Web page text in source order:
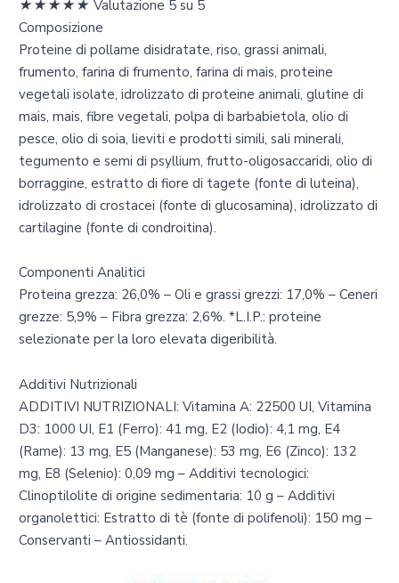
★★★★★ Valutazione 5 su 5
Composizione
Proteine di pollame disidratate, riso, grassi animali,
frumento, farina di frumento, farina di mais, proteine
vegetali isolate, idrolizzato di proteine animali, glutine di
mais, mais, fibre vegetali, polpa di barbabietola, olio di
pesce, olio di soia, lieviti e prodotti simili, sali minerali,
tegumento e semi di psyllium, frutto-oligosaccaridi, olio di
borraggine, estratto di fiore di tagete (fonte di luteina),
idrolizzato di crostacei (fonte di glucosamina), idrolizzato di
cartilagine (fonte di condroitina).
Componenti Analitici
Proteina grezza: 26,0% – Oli e grassi grezzi: 17,0% – Ceneri
grezze: 5,9% – Fibra grezza: 2,6%. *L.I.P.: proteine
selezionate per la loro elevata digeribilità.
Additivi Nutrizionali
ADDITIVI NUTRIZIONALI: Vitamina A: 22500 UI, Vitamina
D3: 1000 UI, E1 (Ferro): 41 mg, E2 (Iodio): 4,1 mg, E4
(Rame): 13 mg, E5 (Manganese): 53 mg, E6 (Zinco): 132
mg, E8 (Selenio): 0,09 mg – Additivi tecnologici:
Clinoptilolite di origine sedimentaria: 10 g – Additivi
organolettici: Estratto di tè (fonte di polifenoli): 150 mg –
Conservanti – Antiossidanti.